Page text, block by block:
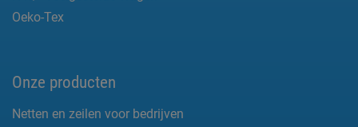
Oeko-Tex
Onze producten
Netten en zeilen voor bedrijven